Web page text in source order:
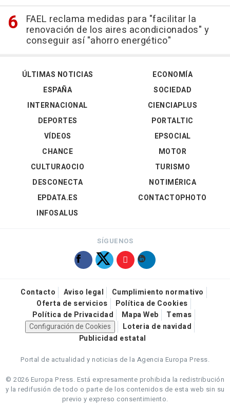
FAEL reclama medidas para "facilitar la
renovación de los aires acondicionados" y
conseguir así "ahorro energético"
ÚLTIMAS NOTICIAS
ESPAÑA
INTERNACIONAL
DEPORTES
VÍDEOS
ECONOMÍA
SOCIEDAD
CIENCIAPLUS
PORTALTIC
EPSOCIAL
CHANCE
CULTURAOCIO
DESCONECTA
EPDATA.ES
INFOSALUS
MOTOR
TURISMO
NOTIMÉRICA
CONTACTOPHOTO
SÍGUENOS
Contacto Aviso legal
Cumplimiento normativo
Oferta de servicios
Política de Cookies
Política de Privacidad
Mapa Web
Temas
Configuración de Cookies
Loteria de navidad
Publicidad estatal
Portal de actualidad y noticias de la Agencia Europa Press.
© 2026 Europa Press. Está expresamente prohibida la redistribución
y la redifusión de todo o parte de los contenidos de esta web sin su
previo y expreso consentimiento.